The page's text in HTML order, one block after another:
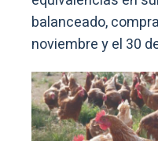
balanceado,
noviembre y el 30